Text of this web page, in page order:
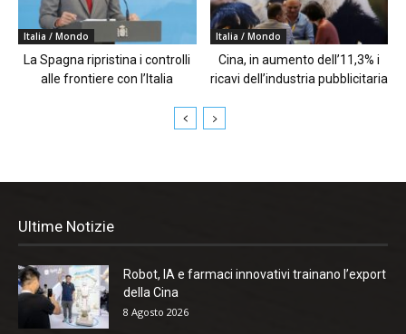
Italia / Mondo
La Spagna ripristina i controlli
alle frontiere con l’Italia
Italia / Mondo
Cina, in aumento dell’11,3% i
ricavi dell’industria pubblicitaria
Ultime Notizie
Robot, IA e farmaci innovativi trainano l’export
della Cina
8 Agosto 2026